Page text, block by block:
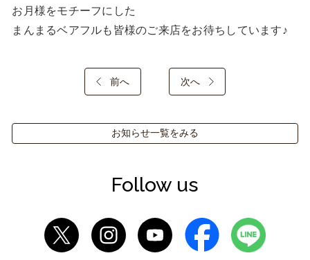
お月様をモチーフにした
まんまるベアフルも皆様のご来店をお待ちしています♪
前へ 次へ
お知らせ一覧をみる
Follow us